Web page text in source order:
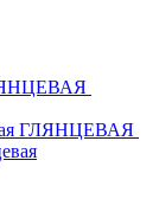
ГЛЯНЦЕВАЯ